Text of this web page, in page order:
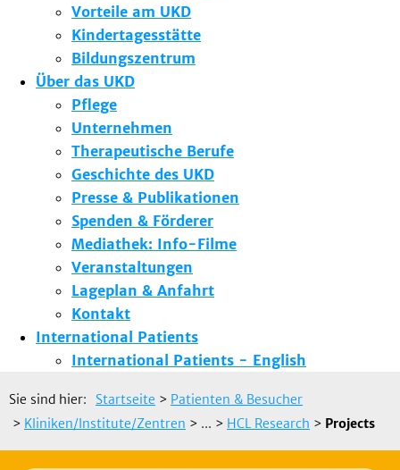
Vorteile am UKD
Kindertagesstätte
Bildungszentrum
Über das UKD
Pflege
Unternehmen
Therapeutische Berufe
Geschichte des UKD
Presse & Publikationen
Spenden & Förderer
Mediathek: Info-Filme
Veranstaltungen
Lageplan & Anfahrt
Kontakt
International Patients
International Patients - English
Sie sind hier: Startseite > Patienten & Besucher
> Kliniken/Institute/Zentren > ... > HCL Research > Projects